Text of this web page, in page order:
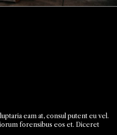
eam at, consul putent eu vel.
forensibus eos et. Diceret